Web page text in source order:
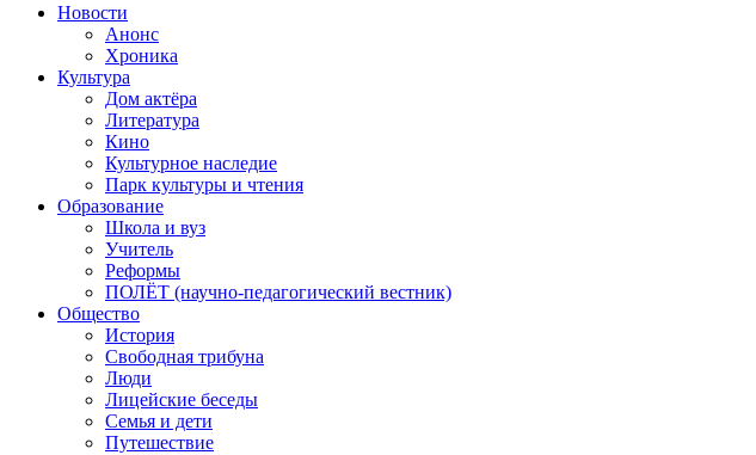
Новости
Анонс
Хроника
Культура
Дом актёра
Литература
Кино
Культурное наследие
Парк культуры и чтения
Образование
Школа и вуз
Учитель
Реформы
ПОЛЁТ (научно-педагогический вестник)
Общество
История
Свободная трибуна
Люди
Лицейские беседы
Семья и дети
Путешествие